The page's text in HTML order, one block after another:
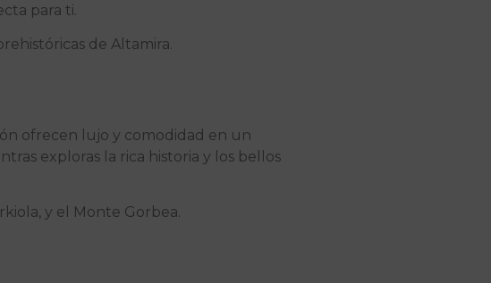
para ti.
de Altamira.
ofrecen lujo y comodidad en un
exploras la rica historia y los bellos
y el Monte Gorbea.